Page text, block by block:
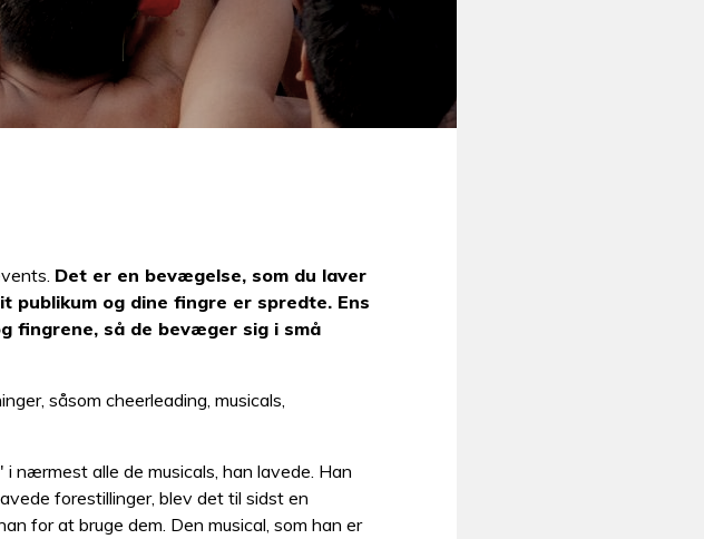
Det er en bevægelse, som du laver
publikum og dine fingre er spredte. Ens
fingrene, så de bevæger sig i små
såsom cheerleading, musicals,
nærmest alle de musicals, han lavede. Han
forestillinger, blev det til sidst en
for at bruge dem. Den musical, som han er